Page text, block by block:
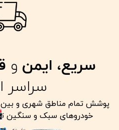
سریع، ایمن و
سراسر
پوشش تمام مناطق شهری و بین
خودروهای سبک و سنگین